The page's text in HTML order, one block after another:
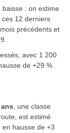
: on estime
12 derniers
précédents et
avec 1 200
de +29 %
, une classe
est estimé
hausse de +3